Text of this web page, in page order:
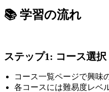
📚 学習の流れ
ステップ1: コース選択
コース一覧ページで興味
各コースには難易度レベ